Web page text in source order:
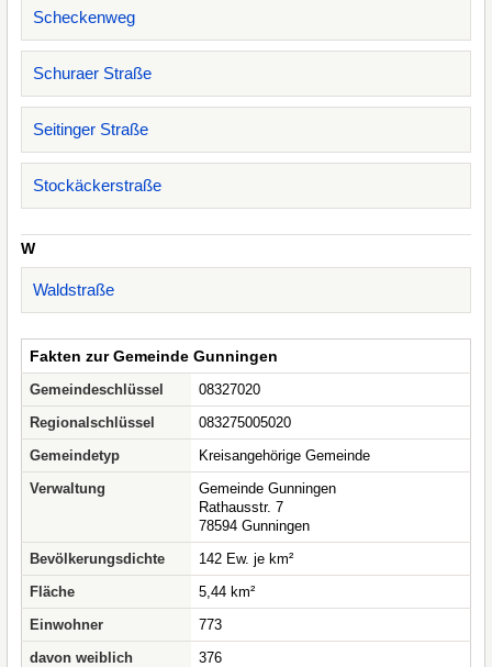
Scheckenweg
Schuraer Straße
Seitinger Straße
Stockäckerstraße
W
Waldstraße
Fakten zur Gemeinde Gunningen
Gemeindeschlüssel
08327020
Regionalschlüssel
083275005020
Gemeindetyp
Kreisangehörige Gemeinde
Verwaltung
Gemeinde Gunningen
Rathausstr. 7
78594 Gunningen
Bevölkerungsdichte
142 Ew. je km²
Fläche
5,44 km²
Einwohner
773
davon weiblich
376